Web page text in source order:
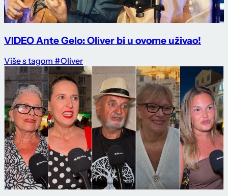
VIDEO Ante Gelo: Oliver bi u ovome uživao!
Više s tagom #Oliver